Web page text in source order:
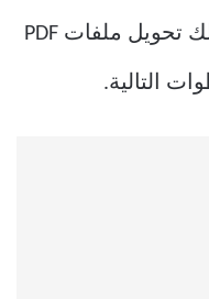
Converter هو أداة مفيدة تتيح لك تحويل ملفات PDF